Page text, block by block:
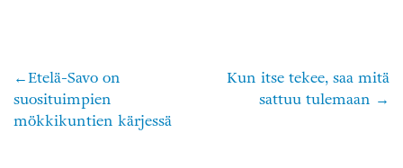
Artikkelien
selaus
Etelä-Savo on
suosituimpien
mökkikuntien kärjessä
Kun itse tekee, saa mitä
sattuu tulemaan